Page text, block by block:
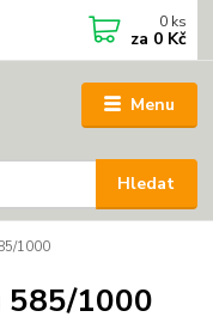
Menu
Hledat
0 ks
za 0 Kč
1000
585/1000